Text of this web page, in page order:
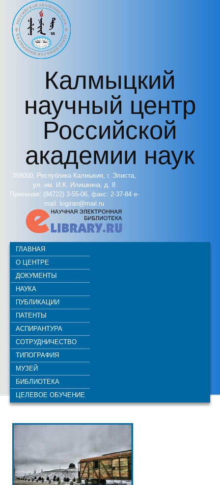
Перейти к основному содержанию
Калмыцкий
научный центр
Российской
академии наук
358000, Республика Калмыкия, г. Элиста,
ул. им. И.К. Илишкина, д. 8
Приемная: (84722) 3-55-06, факс: 2-37-84 e-
mail: kigiran@mail.ru
ГЛАВНАЯ
О ЦЕНТРЕ
ДОКУМЕНТЫ
НАУКА
ПУБЛИКАЦИИ
ПАТЕНТЫ
АСПИРАНТУРА
СОТРУДНИЧЕСТВО
ТИПОГРАФИЯ
МУЗЕЙ
БИБЛИОТЕКА
ЦЕЛЕВОЕ ОБУЧЕНИЕ